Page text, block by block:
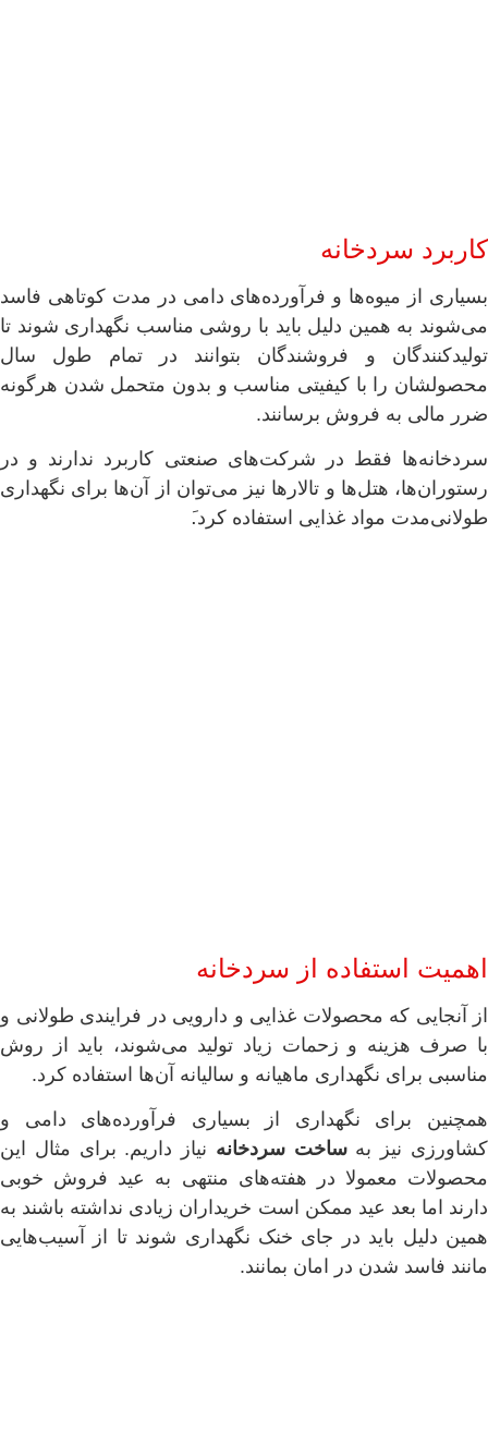
کاربرد سردخانه
بسیاری از میوه‌ها و فرآورده‌های دامی در مدت کوتاهی فاسد
می‌شوند به همین دلیل باید با روشی مناسب نگهداری شوند تا
تولیدکنندگان و فروشندگان بتوانند در تمام طول سال
محصولشان را با کیفیتی مناسب و بدون متحمل شدن هرگونه
ضرر مالی به فروش برسانند.
سردخانه‌ها فقط در شرکت‌های صنعتی کاربرد ندارند و در
رستوران‌ها، هتل‌ها و تالارها نیز می‌توان از آن‌ها برای نگهداری
طولانی‌مدت مواد غذایی استفاده کرد.َ
اهمیت استفاده از سردخانه
از آنجایی که محصولات غذایی و دارویی در فرایندی طولانی و
با صرف هزینه‌ و زحمات زیاد تولید می‌شوند، باید از روش
مناسبی برای نگهداری ماهیانه و سالیانه آن‌ها استفاده کرد.
همچنین برای نگهداری از بسیاری فرآورده‌های دامی و
کشاورزی نیز بهساخت سردخانه نیاز داریم. برای مثال این
محصولات معمولا در هفته‌های منتهی به عید فروش خوبی
دارند اما بعد عید ممکن است خریداران زیادی نداشته باشند به
همین دلیل باید در جای خنک نگهداری شوند تا از آسیب‌هایی
مانند فاسد شدن در امان بمانند.